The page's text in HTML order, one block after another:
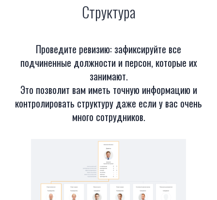
Структура
Проведите ревизию: зафиксируйте все
подчиненные должности и персон, которые их
занимают.
Это позволит вам иметь точную информацию и
контролировать структуру даже если у вас очень
много сотрудников.